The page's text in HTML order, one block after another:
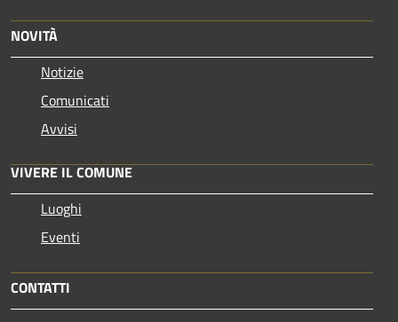
NOVITÀ
Notizie
Comunicati
Avvisi
VIVERE IL COMUNE
Luoghi
Eventi
CONTATTI